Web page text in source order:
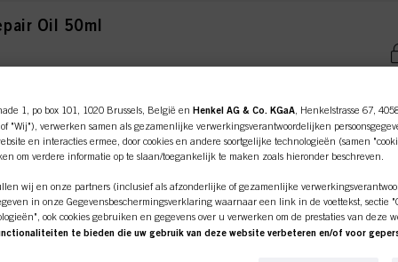
Oil 50ml
Mask 200ml
Mask 500ml
1, po box 101, 1020 Brussels, België en Henkel AG & Co. KGaA , Henkelstrasse 67,
"Wij"), verwerken samen als gezamenlijke verwerkingsverantwoordelijken
en interacties ermee, door cookies en andere soortgelijke technologieën (samen
om verdere informatie op te slaan/toegankelijk te maken zoals hieronder beschreven.
wij en onze partners (inclusief als afzonderlijke of gezamenlijke
in onze Gegevensbeschermingsverklaring waarnaar een link in de voettekst, sectie
ook cookies gebruiken en gegevens over u verwerken om de prestaties van deze
te bieden die uw gebruik van deze website verbeteren en/of voor